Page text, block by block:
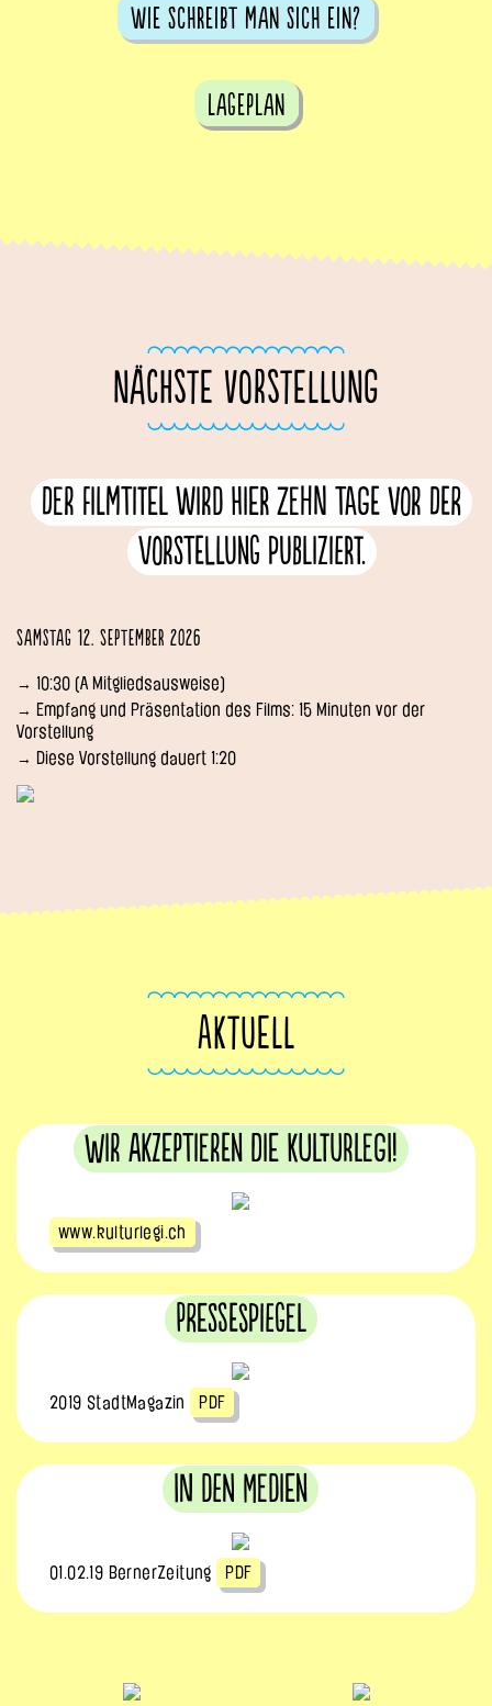
Wie schreibt man sich ein?
Lageplan
NÄCHSTE VORSTELLUNG
Der Filmtitel wird hier zehn Tage vor der
Vorstellung publiziert.
Samstag 12. September 2026
→ 10:30 (A Mitgliedsausweise)
→ Empfang und Präsentation des Films: 15 Minuten vor der
Vorstellung
→ Diese Vorstellung dauert 1:20
AKTUELL
Wir akzeptieren die KulturLegi!
www.kulturlegi.ch
Pressespiegel
2019 StadtMagazin PDF
In den Medien
01.02.19 BernerZeitung PDF